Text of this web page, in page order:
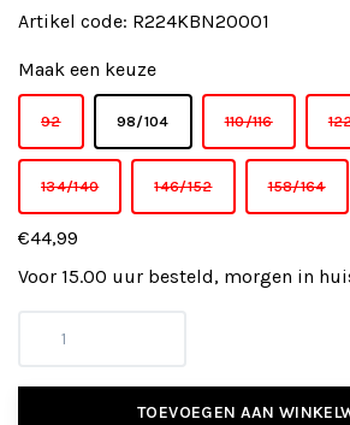
Artikel code: R224KBN20001
Maak een keuze
92 98/104 110/116
134/140 146/152 158/164
€44,99
Voor 15.00 uur besteld, morgen in
TOEVOEGEN AAN